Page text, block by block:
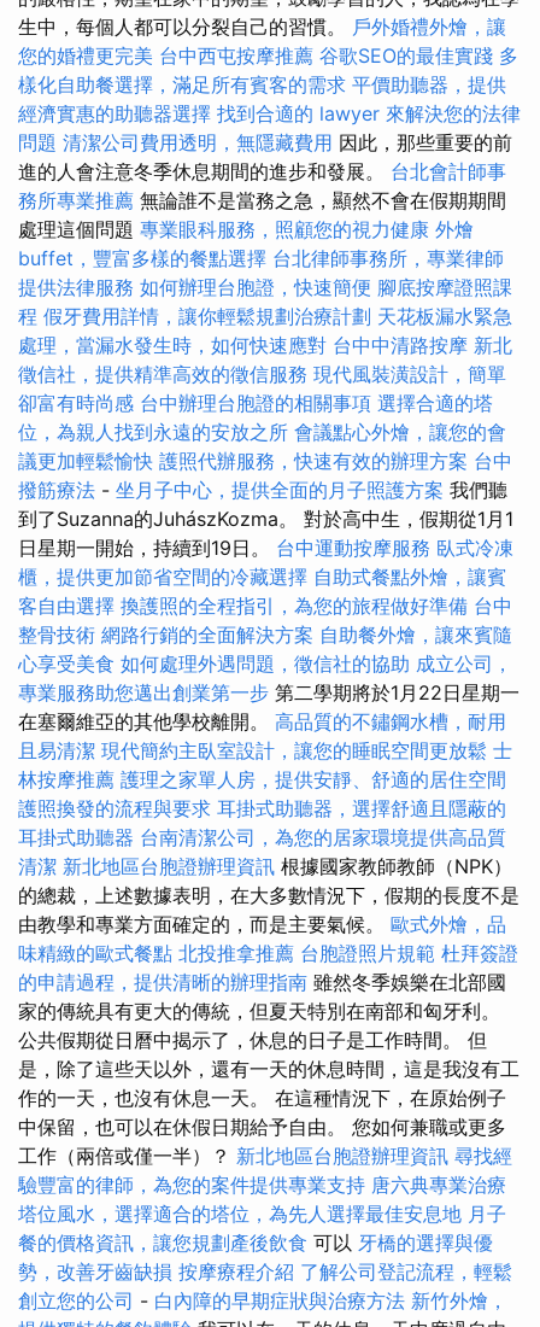
生中，每個人都可以分裂自己的習慣。 戶外婚禮外燴，讓
您的婚禮更完美 台中西屯按摩推薦 谷歌SEO的最佳實踐 多
樣化自助餐選擇，滿足所有賓客的需求 平價助聽器，提供
經濟實惠的助聽器選擇 找到合適的 lawyer 來解決您的法律
問題 清潔公司費用透明，無隱藏費用 因此，那些重要的前
進的人會注意冬季休息期間的進步和發展。 台北會計師事
務所專業推薦 無論誰不是當務之急，顯然不會在假期期間
處理這個問題 專業眼科服務，照顧您的視力健康 外燴
buffet，豐富多樣的餐點選擇 台北律師事務所，專業律師
提供法律服務 如何辦理台胞證，快速簡便 腳底按摩證照課
程 假牙費用詳情，讓你輕鬆規劃治療計劃 天花板漏水緊急
處理，當漏水發生時，如何快速應對 台中中清路按摩 新北
徵信社，提供精準高效的徵信服務 現代風裝潢設計，簡單
卻富有時尚感 台中辦理台胞證的相關事項 選擇合適的塔
位，為親人找到永遠的安放之所 會議點心外燴，讓您的會
議更加輕鬆愉快 護照代辦服務，快速有效的辦理方案 台中
撥筋療法 - 坐月子中心，提供全面的月子照護方案 我們聽
到了Suzanna的JuhászKozma。 對於高中生，假期從1月1
日星期一開始，持續到19日。 台中運動按摩服務 臥式冷凍
櫃，提供更加節省空間的冷藏選擇 自助式餐點外燴，讓賓
客自由選擇 換護照的全程指引，為您的旅程做好準備 台中
整骨技術 網路行銷的全面解決方案 自助餐外燴，讓來賓隨
心享受美食 如何處理外遇問題，徵信社的協助 成立公司，
專業服務助您邁出創業第一步 第二學期將於1月22日星期一
在塞爾維亞的其他學校離開。 高品質的不鏽鋼水槽，耐用
且易清潔 現代簡約主臥室設計，讓您的睡眠空間更放鬆 士
林按摩推薦 護理之家單人房，提供安靜、舒適的居住空間
護照換發的流程與要求 耳掛式助聽器，選擇舒適且隱蔽的
耳掛式助聽器 台南清潔公司，為您的居家環境提供高品質
清潔 新北地區台胞證辦理資訊 根據國家教師教師（NPK）
的總裁，上述數據表明，在大多數情況下，假期的長度不是
由教學和專業方面確定的，而是主要氣候。 歐式外燴，品
味精緻的歐式餐點 北投推拿推薦 台胞證照片規範 杜拜簽證
的申請過程，提供清晰的辦理指南 雖然冬季娛樂在北部國
家的傳統具有更大的傳統，但夏天特別在南部和匈牙利。
公共假期從日曆中揭示了，休息的日子是工作時間。 但
是，除了這些天以外，還有一天的休息時間，這是我沒有工
作的一天，也沒有休息一天。 在這種情況下，在原始例子
中保留，也可以在休假日期給予自由。 您如何兼職或更多
工作（兩倍或僅一半）？ 新北地區台胞證辦理資訊 尋找經
驗豐富的律師，為您的案件提供專業支持 唐六典專業治療
塔位風水，選擇適合的塔位，為先人選擇最佳安息地 月子
餐的價格資訊，讓您規劃產後飲食 可以 牙橋的選擇與優
勢，改善牙齒缺損 按摩療程介紹 了解公司登記流程，輕鬆
創立您的公司 - 白內障的早期症狀與治療方法 新竹外燴，